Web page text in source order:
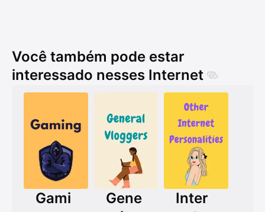
Você também pode estar
interessado nesses Internet
Gami
Gene
Inter